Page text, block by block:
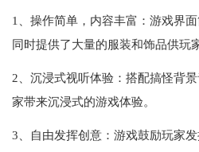
1、操作简单，内容丰富‌：游戏界
同时提供了大量的服装和饰品供玩
2、沉浸式视听体验‌：搭配搞怪背
家带来沉浸式的游戏体验‌。
3、自由发挥创意‌：游戏鼓励玩家